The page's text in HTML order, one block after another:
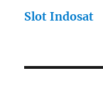
Slot Indosat